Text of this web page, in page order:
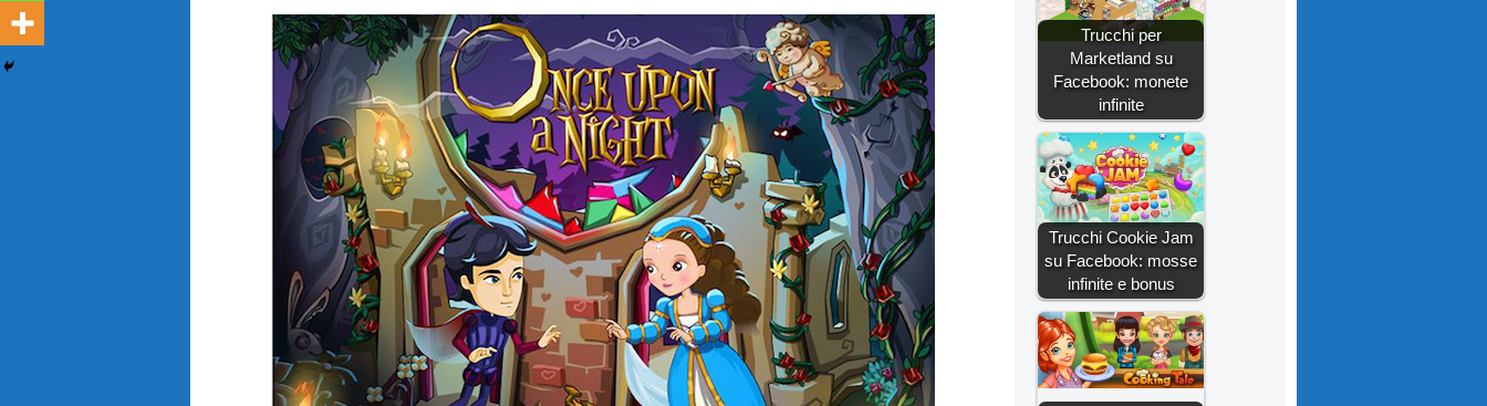
Trucchi per
Marketland su
Facebook: monete
infinite
Trucchi Cookie Jam
su Facebook: mosse
infinite e bonus